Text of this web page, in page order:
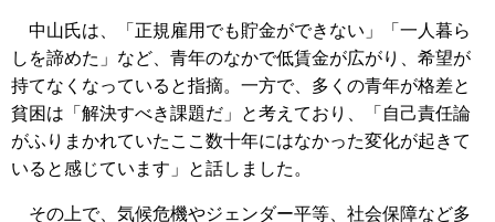
中山氏は、「正規雇用でも貯金ができない」「一人暮ら
しを諦めた」など、青年のなかで低賃金が広がり、希望が
持てなくなっていると指摘。一方で、多くの青年が格差と
貧困は「解決すべき課題だ」と考えており、「自己責任論
がふりまかれていたここ数十年にはなかった変化が起きて
いると感じています」と話しました。
その上で、気候危機やジェンダー平等、社会保障など多